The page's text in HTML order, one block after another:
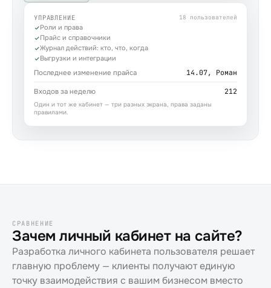
УПРАВЛЕНИЕ 18 пользователей
Роли и права
Прайс и справочники
Журнал действий: кто, что, когда
Выгрузки и интеграции
Последнее изменение прайса 14.07, Роман
Входов за неделю 212
Один и тот же кабинет — три разных экрана, права заданы
правилами.
СРАВНЕНИЕ
Зачем личный кабинет на сайте?
Разработка личного кабинета пользователя решает
главную проблему — клиенты получают единую
точку взаимодействия с вашим бизнесом вместо